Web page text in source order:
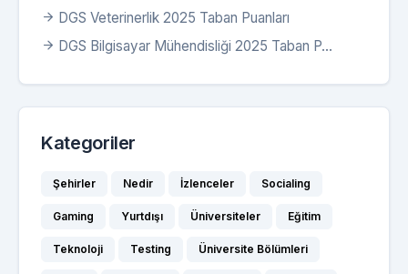
DGS Veterinerlik 2025 Taban Puanları
DGS Bilgisayar Mühendisliği 2025 Taban P...
Kategoriler
Şehirler Nedir İzlenceler Socialing
Gaming Yurtdışı Üniversiteler Eğitim
Teknoloji Testing Üniversite Bölümleri